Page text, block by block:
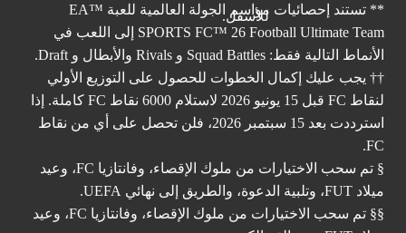
** تستند إحصائيات مواسم الجولة العالمية للعبة ™EA
SPORTS FC™ 26 Football Ultimate Team إلى اللعب في
الأنماط التالية فقط: Squad Battles و Rivals والأبطال و Draft.
†† يجب عليك إكمال الخطوات للحصول على التوزيع الأولي
لنقاط FC قبل 15 يونيو 2026 لاستلام 6000 نقاط FC كاملة. إذا
استرددت بعد 15 سبتمبر 2026، فلن تحصل على أي من نقاط
FC.
§ تم سحب الاختيارات من ملوك الإقصاء، وفانتازيا FC، وعيد
ميلاد FUT، وتلبية الدعوة، والطريق إلى نهائي UEFA.
§§ تم سحب الاختيارات من ملوك الإقصاء، وفانتازيا FC، وعيد